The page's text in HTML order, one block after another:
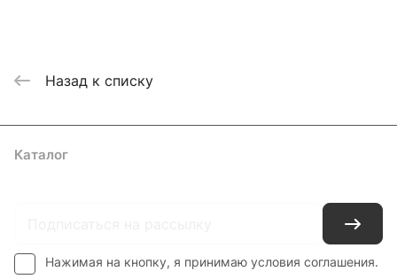
Назад к списку
Каталог
Нажимая на кнопку, я принимаю условия соглашения.